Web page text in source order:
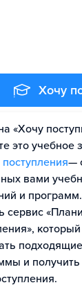
Хочу
«Хочу
это учебное
—
вами
и
сервис
подходящие
и получить
Оценить